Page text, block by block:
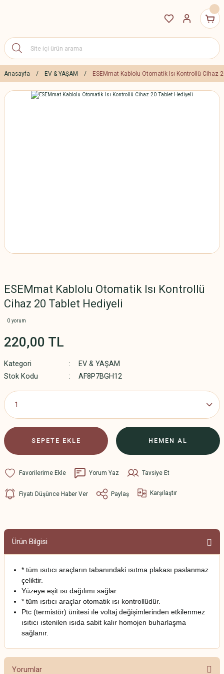
Anasayfa EV & YAŞAM ESEMmat Kablolu Otomatik Isı Kontrollü Cihaz
ESEMmat Kablolu Otomatik Isı Kontrollü
Cihaz 20 Tablet Hediyeli
0 yorum
220,00 TL
Kategori
EV & YAŞAM
Stok Kodu
AF8P7BGH12
SEPETE EKLE HEMEN AL
Yorum Yaz Tavsiye Et
Fiyatı Düşünce Haber Ver Paylaş Karşılaştır
Ürün Bilgisi
* tüm ısıtıcı araçların tabanındaki ısıtma plakası paslanmaz
çeliktir.
Yüzeye eşit ısı dağılımı sağlar.
* tüm ısıtıcı araçlar otomatik ısı kontrollüdür.
Ptc (termistör) ünitesi ıle voltaj değişimlerinden etkilenmez
ısıtıcı ıstenilen ısıda sabit kalır homojen buharlaşma
sağlanır.
Yorumlar